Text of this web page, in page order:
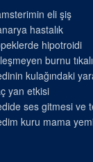
eli şiş
hastalık
hipotroidi
burnu
kulağındaki
yan etkisi
ses gitmesi ve
kuru mama